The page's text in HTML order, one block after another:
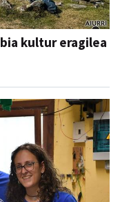
kultur eragilea